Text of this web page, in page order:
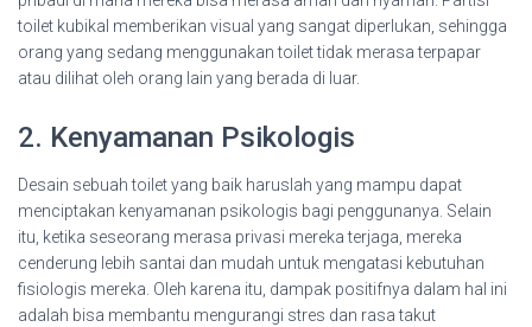
toilet kubikal memberikan visual yang sangat diperlukan, sehingga
orang yang sedang menggunakan toilet tidak merasa terpapar
atau dilihat oleh orang lain yang berada di luar.
2. Kenyamanan Psikologis
Desain sebuah toilet yang baik haruslah yang mampu dapat
menciptakan kenyamanan psikologis bagi penggunanya. Selain
itu, ketika seseorang merasa privasi mereka terjaga, mereka
cenderung lebih santai dan mudah untuk mengatasi kebutuhan
fisiologis mereka. Oleh karena itu, dampak positifnya dalam hal ini
adalah bisa membantu mengurangi stres dan rasa takut